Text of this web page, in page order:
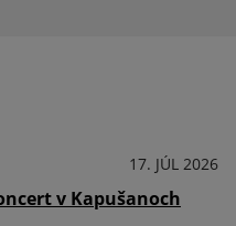
17. JÚL 2026
v Kapušanoch